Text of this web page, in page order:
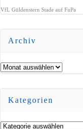
VfL Güldenstern Stade auf FuPa
Archiv
Archiv
Kategorien
Kategorien